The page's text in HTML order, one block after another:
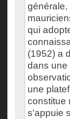
qui
(1952) a
dans une
une
constitue
s'appuie